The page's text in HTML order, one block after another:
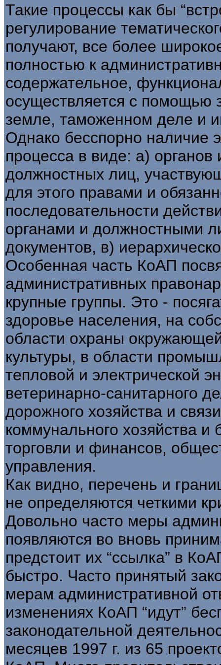
Такие процессы как бы
регулирование
получают, все более
полностью к
содержательное,
осуществляется с помощью
земле, таможенном деле и
Однако бесспорно наличие
процесса в виде: а) органов
должностных лиц,
для этого правами и
последовательности
органами и должностными
документов, в)
Особенная часть КоАП
административных
крупные группы. Это -
здоровье населения, на
области охраны
культуры, в области
тепловой и электрической
ветеринарно-санитарного
дорожного хозяйства и
коммунального хозяйства и
торговли и финансов,
управления.
Как видно, перечень и
не определяются четкими
Довольно часто меры
появляются во вновь
предстоит их “ссылка” в
быстро. Часто принятый
мерам административной
изменениях КоАП “идут”
законодательной
месяцев 1997 г. из 65